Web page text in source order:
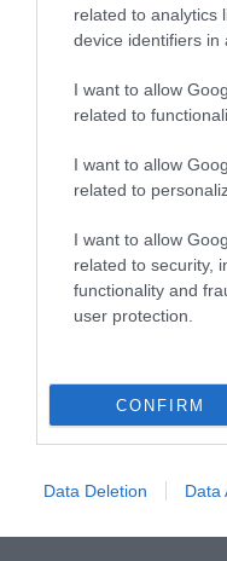
related to analytics
device identifiers in
I want to allow
related to
I want to allow
related to
I want to allow
related to security,
functionality and
user protection.
CONFIRM
Data Deletion Data
ország osztozkodik
Ha odavagy a
CHECK-IN